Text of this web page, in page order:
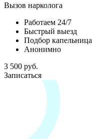
Вызов нарколога
Работаем 24/7
Быстрый выезд
Подбор капельница
Анонимно
3 500 руб.
Записаться